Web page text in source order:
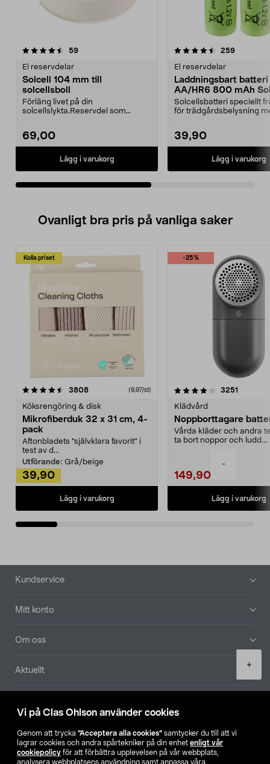
Vi på Clas Ohlson använder cookies
Genom att trycka ”Acceptera alla cookies” samtycker du till att vi
lagrar cookies och andra spårtekniker på din enhet enligt vår
cookiepolicy för att förbättra upplevelsen på vår webbplats,
analysera webbplatsens användning samt anpassa våra
-
+
59recensioner
El reservdelar
Solcell 104 mm till
solcellsboll
Förläng livet på din
solcellslykta.Reservdel som
69,00
Lägg i varukorg
4.5av 5 stjärnor 259
El reservdelar
Laddningsbart batteri
AA/HR6 800 mAh
pack
Solcellsbatteri speciellt
för trädgårdsbelysning
39,90
Lägg i varukorg
4.5av 5 stjärnor
Ovanligt bra pris på vanliga saker
Kolla priset
3808recensioner (9,97/st)
Köksrengöring & disk
Mikrofiberduk 32 x 31 cm, 4-
pack
Aftonbladets "självklara favorit” i
test av d...
Utförande: Grå/beige
39,90
Lägg i varukorg
-25%
4.0av 5 stjärnor 3251
Klädvård
Noppborttagare
Vårda kläder och andra
ta bort noppor och ludd.
149,90
Lägg i varukorg
4.5av 5 stjärnor
Sidfot
Kundservice
Mitt konto
Om oss
Aktuellt
Hitta butik
SE NO FI